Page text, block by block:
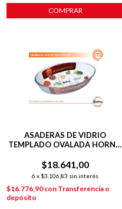
COMPRAR
ASADERAS DE VIDRIO
TEMPLADO OVALADA HORNO
$18.641,00
6 x $3.106,83 sin interés
$16.776,90con Transferencia o
depósito